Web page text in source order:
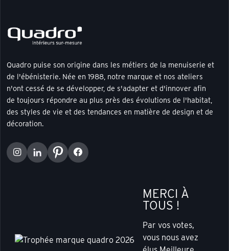
Quadro puise son origine dans les métiers de la menuiserie et
de l'ébénisterie. Née en 1988, notre marque et nos ateliers
n'ont cessé de se développer, de s'adapter et d'innover afin
de toujours répondre au plus près des évolutions de l'habitat,
des styles de vie et des tendances en matière de design et de
décoration.
MERCI À
TOUS !
Par vos votes,
vous nous avez